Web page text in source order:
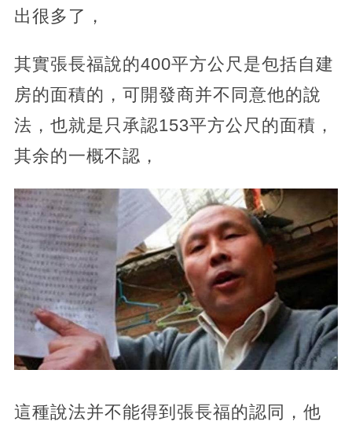
出很多了，
其實張長福說的400平方公尺是包括自建
房的面積的，可開發商并不同意他的說
法，也就是只承認153平方公尺的面積，
其余的一概不認，
這種說法并不能得到張長福的認同，他